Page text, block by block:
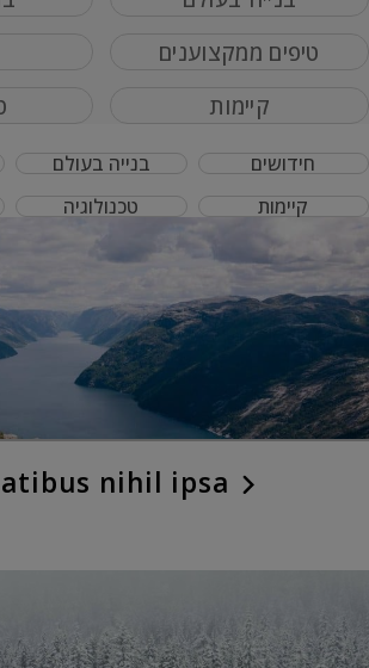
טיפים ממקצוענים
קיימות
בנייה בעולם
חידושים
טכנולוגיה קיימות
nihil ipsa